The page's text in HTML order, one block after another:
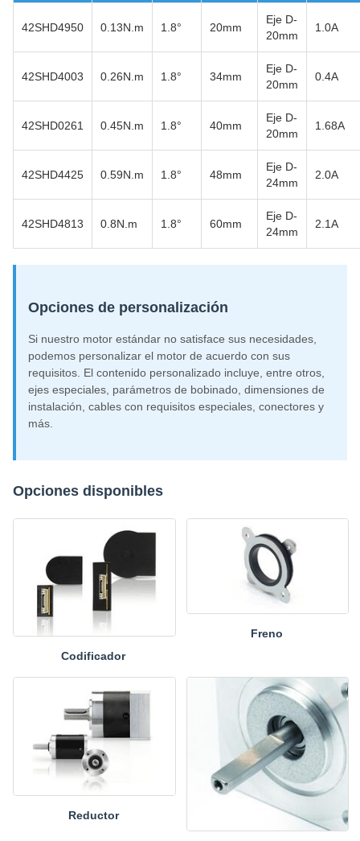
42SHD4950 0.13N.m 1.8° 20mm
Eje D-
20mm
1.0A
42SHD4003 0.26N.m 1.8° 34mm
Eje D-
20mm
0.4A
42SHD0261 0.45N.m 1.8° 40mm
Eje D-
20mm
1.68A
42SHD4425 0.59N.m 1.8° 48mm
Eje D-
24mm
2.0A
42SHD4813 0.8N.m 1.8° 60mm
Eje D-
24mm
2.1A
Opciones de personalización
Si nuestro motor estándar no satisface sus necesidades,
podemos personalizar el motor de acuerdo con sus
requisitos. El contenido personalizado incluye, entre otros,
ejes especiales, parámetros de bobinado, dimensiones de
instalación, cables con requisitos especiales, conectores y
más.
Opciones disponibles
Codificador
Freno
Reductor